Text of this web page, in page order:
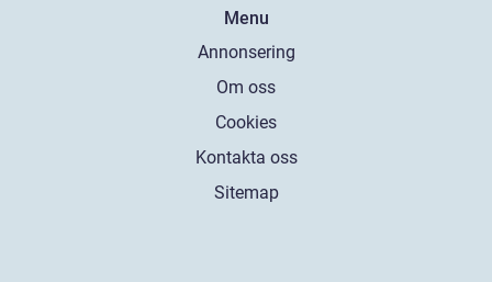
Menu
Annonsering
Om oss
Cookies
Kontakta oss
Sitemap